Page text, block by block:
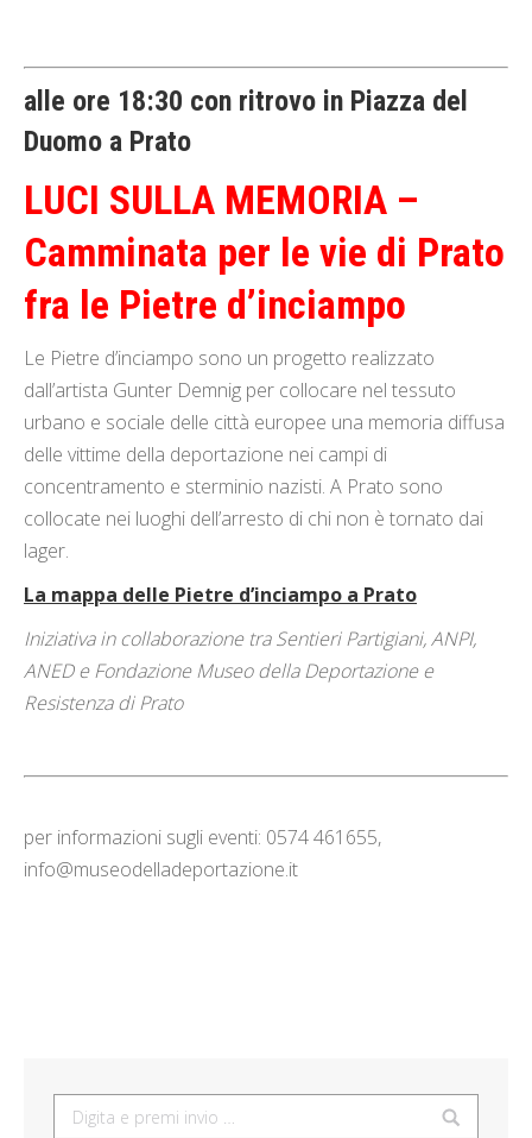
alle ore 18:30 con ritrovo in Piazza del
Duomo a Prato
LUCI SULLA MEMORIA –
Camminata per le vie di Prato
fra le Pietre d’inciampo
Le Pietre d’inciampo sono un progetto realizzato
dall’artista Gunter Demnig per collocare nel tessuto
urbano e sociale delle città europee una memoria diffusa
delle vittime della deportazione nei campi di
concentramento e sterminio nazisti. A Prato sono
collocate nei luoghi dell’arresto di chi non è tornato dai
lager.
La mappa delle Pietre d’inciampo a Prato
Iniziativa in collaborazione tra Sentieri Partigiani, ANPI,
ANED e Fondazione Museo della Deportazione e
Resistenza di Prato
per informazioni sugli eventi: 0574 461655,
info@museodelladeportazione.it
Search: